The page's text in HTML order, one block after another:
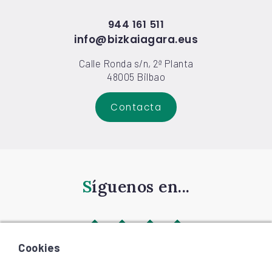
944 161 511
info@bizkaiagara.eus
Calle Ronda s/n, 2ª Planta
48005 Bilbao
Contacta
Síguenos en...
Cookies